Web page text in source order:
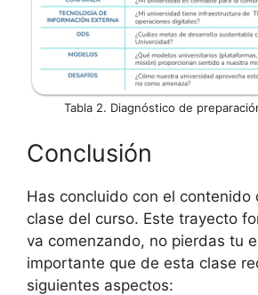
Tabla 2. Diagnóstico de
Conclusión
Has concluido con el contenido
clase del curso. Este trayecto
va comenzando, no pierdas tu
importante que de esta clase
siguientes aspectos: